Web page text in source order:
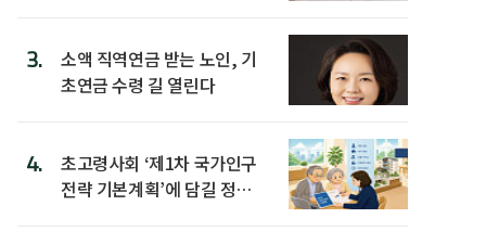
3.
소액 직역연금 받는 노인, 기
초연금 수령 길 열린다
4.
초고령사회 ‘제1차 국가인구
전략 기본계획’에 담길 정책